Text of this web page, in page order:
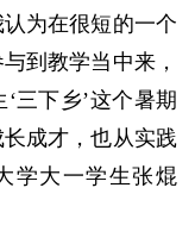
为在很短的一个
到教学当中来，
三下乡’这个暑期
成才，也从实践
学大一学生张焜